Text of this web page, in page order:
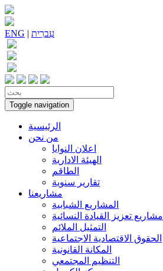
ENG | עִברִית
Toggle navigation
الرئيسية
من نحن
اعلان النوايا
الهيئة الادارية
الطاقم
تقارير سنوية
مشاريعنا
المشاريع الشبابية
مشاريع تعزيز القيادة النسائية
التمثيل الملائم
الحقوق الاقتصادية الاجتماعية
المكانة القانونية
التنظيم المجتمعي